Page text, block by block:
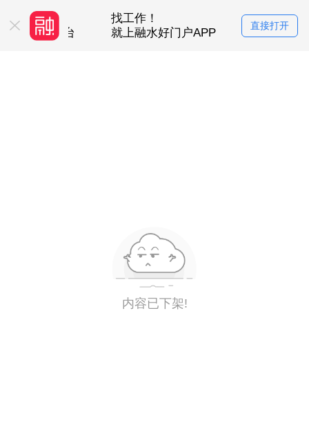
务平台
找工作！
就上融水好门户APP
买房卖房！
就上融水好
直接打开
内容已下架!